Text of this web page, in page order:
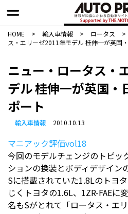
HOME > 輸入車情報 > ロータス >
ス・エリーゼ2011年モデル 桂伸一が英国
ニュー・ロータス・
デル 桂伸一が英国・
ポート
輸入車情報 2010.10.13
マニアック評価vol18
今回のモデルチェンジのトピッ
ションの換装とボディデザイン
Sに搭載されていた1.8Lのトヨ
じくトヨタの1.6L、1ZR-FAEに
名もSがとれて「ロータス・エ